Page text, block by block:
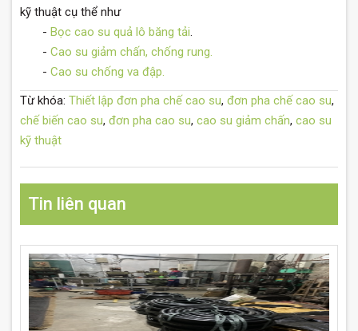
kỹ thuật cụ thể như
- Bọc cao su quả lô băng tải.
- Cao su giảm chấn, chống rung.
- Cao su chống va đập.
Từ khóa: Thiết lập đơn pha chế cao su, đơn pha chế cao su,
chế biến cao su, đơn pha cao su, cao su giảm chấn, cao su
kỹ thuật
Tin liên quan